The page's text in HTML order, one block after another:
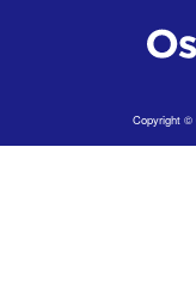
Copyright ©